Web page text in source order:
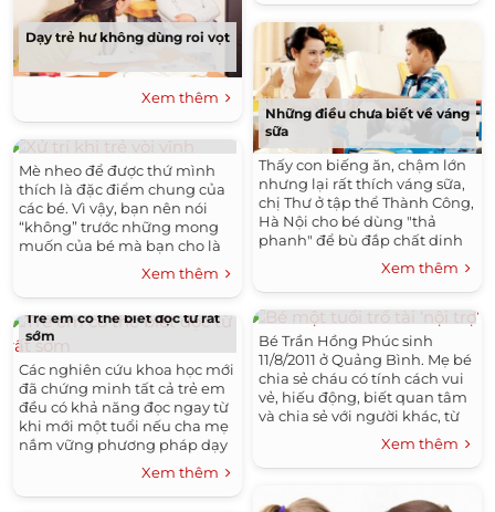
Dạy trẻ hư không dùng roi vọt
Xem thêm
Xử trí khi trẻ vòi vĩnh
Mè nheo để được thứ mình
thích là đặc điểm chung của
các bé. Vì vậy, bạn nên nói
“không” trước những mong
muốn của bé mà bạn cho là
Xem thêm
Trẻ em có thể biết đọc từ rất
sớm
Các nghiên cứu khoa học mới
đã chứng minh tất cả trẻ em
đều có khả năng đọc ngay từ
khi mới một tuổi nếu cha mẹ
nắm vững phương pháp dạy
dỗ và cung cấp đúng loại
năng lượng phù hợp với nhu
cầu của não bé.
Xem thêm
Những điều chưa biết về váng
sữa
Thấy con biếng ăn, chậm lớn
nhưng lại rất thích váng sữa,
chị Thư ở tập thể Thành Công,
Hà Nội cho bé dùng "thả
phanh" để bù đắp chất dinh
dưỡng. Gần đây, chị mới biết,
trẻ ăn quá 2 hộp mỗi ngày
không tốt cho hệ tiêu hóa.
Xem thêm
Bé một tuổi trổ tài ‘nội trợ’
Bé Trần Hồng Phúc sinh
11/8/2011 ở Quảng Bình. Mẹ bé
chia sẻ cháu có tính cách vui
vẻ, hiếu động, biết quan tâm
và chia sẻ với người khác, từ
nhỏ đã có khả năng giải
quyết vấn đề rất tốt - đặc biệt
là liên quan đến cảm xúc.
Xem thêm